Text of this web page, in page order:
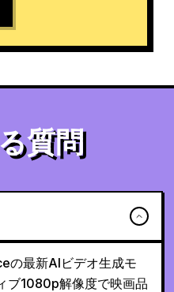
質問
の最新AIビデオ生成モ
ブ1080p解像度で映画品